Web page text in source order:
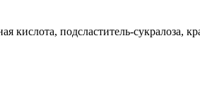
кислота, подсластитель-сукралоза,